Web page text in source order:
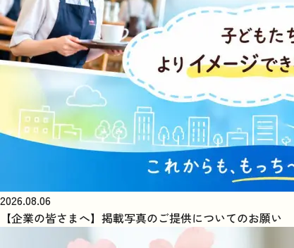
2026.08.06
【企業の皆さまへ】掲載写真のご提供についてのお願い